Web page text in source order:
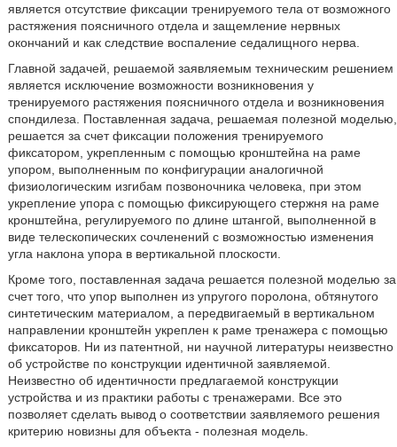
является отсутствие фиксации тренируемого тела от возможного
растяжения поясничного отдела и защемление нервных
окончаний и как следствие воспаление седалищного нерва.
Главной задачей, решаемой заявляемым техническим решением
является исключение возможности возникновения у
тренируемого растяжения поясничного отдела и возникновения
спондилеза. Поставленная задача, решаемая полезной моделью,
решается за счет фиксации положения тренируемого
фиксатором, укрепленным с помощью кронштейна на раме
упором, выполненным по конфигурации аналогичной
физиологическим изгибам позвоночника человека, при этом
укрепление упора с помощью фиксирующего стержня на раме
кронштейна, регулируемого по длине штангой, выполненной в
виде телескопических сочленений с возможностью изменения
угла наклона упора в вертикальной плоскости.
Кроме того, поставленная задача решается полезной моделью за
счет того, что упор выполнен из упругого поролона, обтянутого
синтетическим материалом, а передвигаемый в вертикальном
направлении кронштейн укреплен к раме тренажера с помощью
фиксаторов. Ни из патентной, ни научной литературы неизвестно
об устройстве по конструкции идентичной заявляемой.
Неизвестно об идентичности предлагаемой конструкции
устройства и из практики работы с тренажерами. Все это
позволяет сделать вывод о соответствии заявляемого решения
критерию новизны для объекта - полезная модель.